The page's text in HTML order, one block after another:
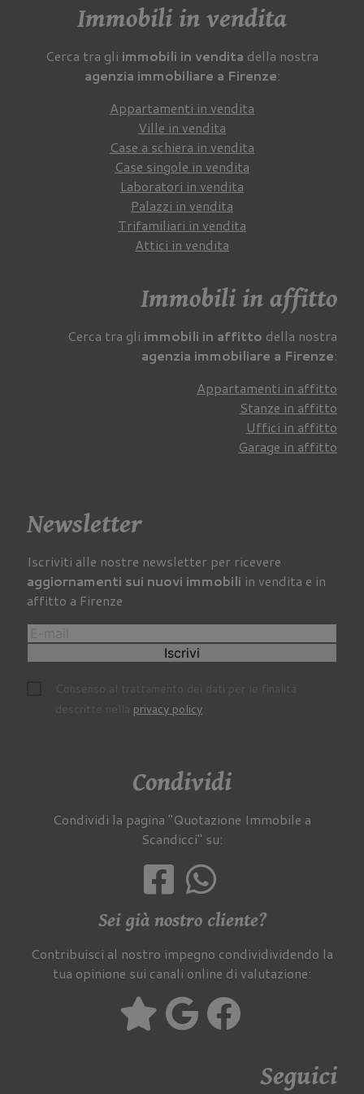
Immobili in vendita
Cerca tra gli immobili in vendita della nostra
agenzia immobiliare a Firenze:
Appartamenti in vendita
Ville in vendita
Case a schiera in vendita
Case singole in vendita
Laboratori in vendita
Palazzi in vendita
Trifamiliari in vendita
Attici in vendita
Immobili in affitto
Cerca tra gli immobili in affitto della nostra
agenzia immobiliare a Firenze:
Appartamenti in affitto
Stanze in affitto
Uffici in affitto
Garage in affitto
Newsletter
Iscriviti alle nostre newsletter per ricevere
aggiornamenti sui nuovi immobili in vendita e in
affitto a Firenze
Iscrivi
privacy policy.
Condividi
Condividi la pagina "Quotazione Immobile a
Scandicci" su:
Sei già nostro cliente?
Contribuisci al nostro impegno condividividendo la
tua opinione sui canali online di valutazione:
Seguici